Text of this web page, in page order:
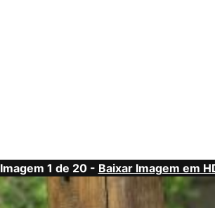
Imagem 1 de 20 - Baixar Imagem em